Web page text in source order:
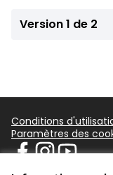
Version 1 de 2
Conditions
Paramètres des
participer.loire-
participer.loire-